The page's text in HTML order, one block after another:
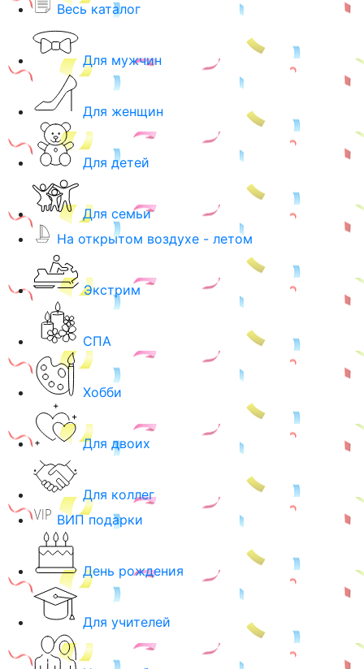
Весь каталог
Для мужчин
Для женщин
Для детей
Для семьи
На открытом воздухе - летом
Экстрим
СПА
Хобби
Для двоих
Для коллег
ВИП подарки
День рождения
Для учителей